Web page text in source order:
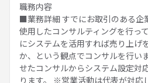
職務内容
■業務詳細 すでにお取引のある企
使用したコンサルティングを行っ
にシステムを活用すれば売り上げ
か、という観点でコンサルを行い
せたコンサルからシステム設定対
ります。 ※営業活動は代表が対応